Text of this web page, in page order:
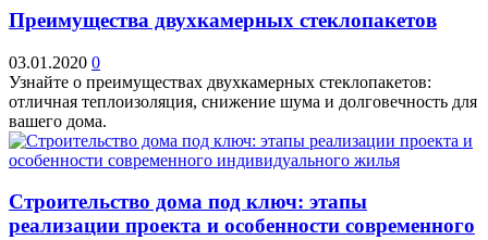
Преимущества двухкамерных стеклопакетов
03.01.2020 0
Узнайте о преимуществах двухкамерных стеклопакетов:
отличная теплоизоляция, снижение шума и долговечность для
вашего дома.
Строительство дома под ключ: этапы
реализации проекта и особенности современного